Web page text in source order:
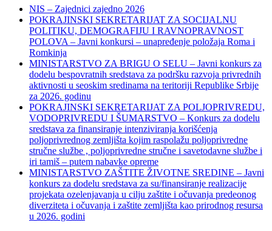
NIS – Zajednici zajedno 2026
POKRAJINSKI SEKRETARIJAT ZA SOCIJALNU
POLITIKU, DEMOGRAFIJU I RAVNOPRAVNOST
POLOVA – Javni konkursi – unapređenje položaja Roma i
Romkinja
MINISTARSTVO ZA BRIGU O SELU – Javni konkurs za
dodelu bespovratnih sredstava za podršku razvoja privrednih
aktivnosti u seoskim sredinama na teritoriji Republike Srbije
za 2026. godinu
POKRAJINSKI SEKRETARIJAT ZA POLJOPRIVREDU,
VODOPRIVREDU I ŠUMARSTVO – Konkurs za dodelu
sredstava za finansiranje intenziviranja korišćenja
poljoprivrednog zemljišta kojim raspolažu poljoprivredne
stručne službe , poljoprivredne stručne i savetodavne službe i
iri tamiš ‒ putem nabavke opreme
MINISTARSTVO ZAŠTITE ŽIVOTNE SREDINE – Javni
konkurs za dodelu sredstava za su/finansiranje realizacije
projekata ozelenjavanja u cilju zaštite i očuvanja predeonog
diverziteta i očuvanja i zaštite zemljišta kao prirodnog resursa
u 2026. godini